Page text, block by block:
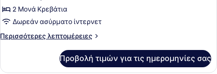
Superior
Δίκλινο
Δωμάτιο
(Twin)
2 Μονά Κρεβάτια
Δωρεάν ασύρματο ίντερνετ
Περισσότερες λεπτομέρειες
Περισσότερες
Δίκλινο
Προβολή τιμών για τις ημερομηνίες σας